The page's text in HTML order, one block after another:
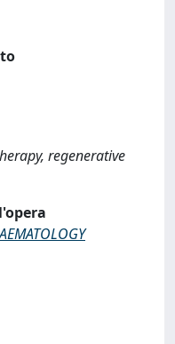
regenerative